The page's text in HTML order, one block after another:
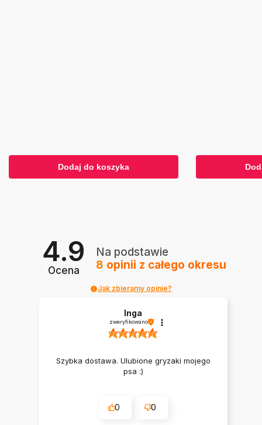
Dodaj do koszyka
4.9
Ocena
Na podstawie
8 opinii z całego okresu
Jak zbieramy opinie?
Inga
zweryfikowano
Szybka dostawa. Ulubione gryzaki mojego
psa :)
0 0